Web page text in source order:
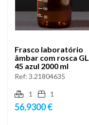
Frasco laboratório
âmbar com rosca GL
45 azul 2000 ml
Ref: 3.21804635
1 1
56,9300 €